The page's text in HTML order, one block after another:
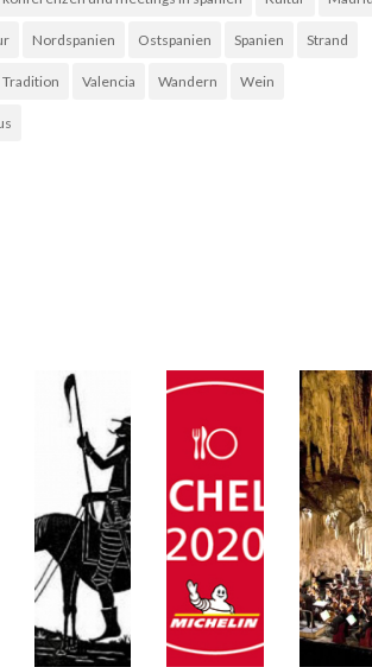
Nordspanien Ostspanien Spanien Strand
Tradition Valencia Wandern Wein